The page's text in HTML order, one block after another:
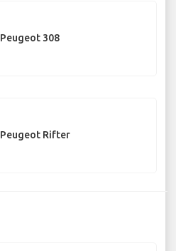
Peugeot 308
Peugeot Rifter